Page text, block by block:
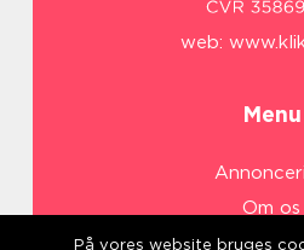
web:
Menu
Om os
På vores website bruges